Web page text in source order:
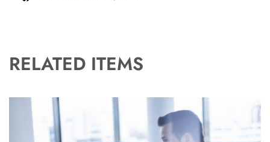
RELATED ITEMS